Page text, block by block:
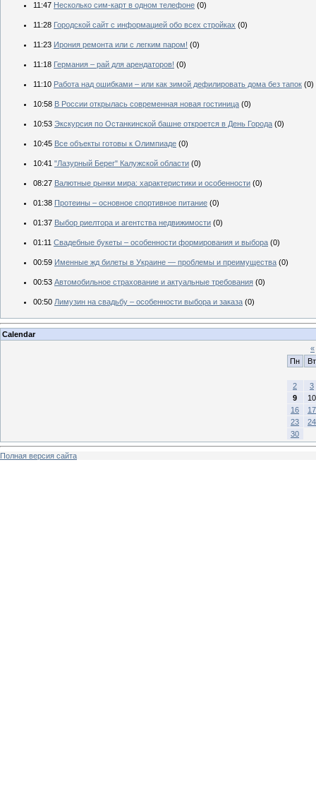
11:47 Несколько сим-карт в одном телефоне (0)
11:28 Городской сайт с информацией обо всех стройках (0)
11:23 Ирония ремонта или с легким паром! (0)
11:18 Германия – рай для арендаторов! (0)
11:10 Работа над ошибками – или как зимой дефилировать дома без тапок (0)
10:58 В России открылась современная новая гостиница (0)
10:53 Экскурсия по Останкинской башне откроется в День Города (0)
10:45 Все объекты готовы к Олимпиаде (0)
10:41 "Лазурный Берег" Калужской области (0)
08:27 Валютные рынки мира: характеристики и особенности (0)
01:38 Протеины – основное спортивное питание (0)
01:37 Выбор риелтора и агентства недвижимости (0)
01:11 Свадебные букеты – особенности формирования и выбора (0)
00:59 Именные жд билеты в Украине — проблемы и преимущества (0)
00:53 Автомобильное страхование и актуальные требования (0)
00:50 Лимузин на свадьбу – особенности выбора и заказа (0)
Calendar
«
Пн
Вт
2
3
9
10
16
17
23
24
30
Полная версия сайта